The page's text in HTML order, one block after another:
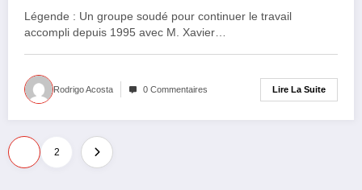
Xavier Talon de la liste
« Maurecourt Vivre ensemble »
Légende : Un groupe soudé pour continuer le travail
accompli depuis 1995 avec M. Xavier…
Rodrigo Acosta 0 Commentaires Lire La Suite
Pagination
des
2